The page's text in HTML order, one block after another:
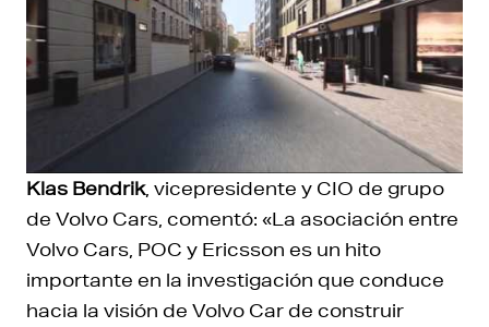
Klas Bendrik, vicepresidente y CIO de grupo
de Volvo Cars, comentó: «La asociación entre
Volvo Cars, POC y Ericsson es un hito
importante en la investigación que conduce
hacia la visión de Volvo Car de construir